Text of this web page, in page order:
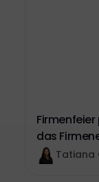
das
Tatiana